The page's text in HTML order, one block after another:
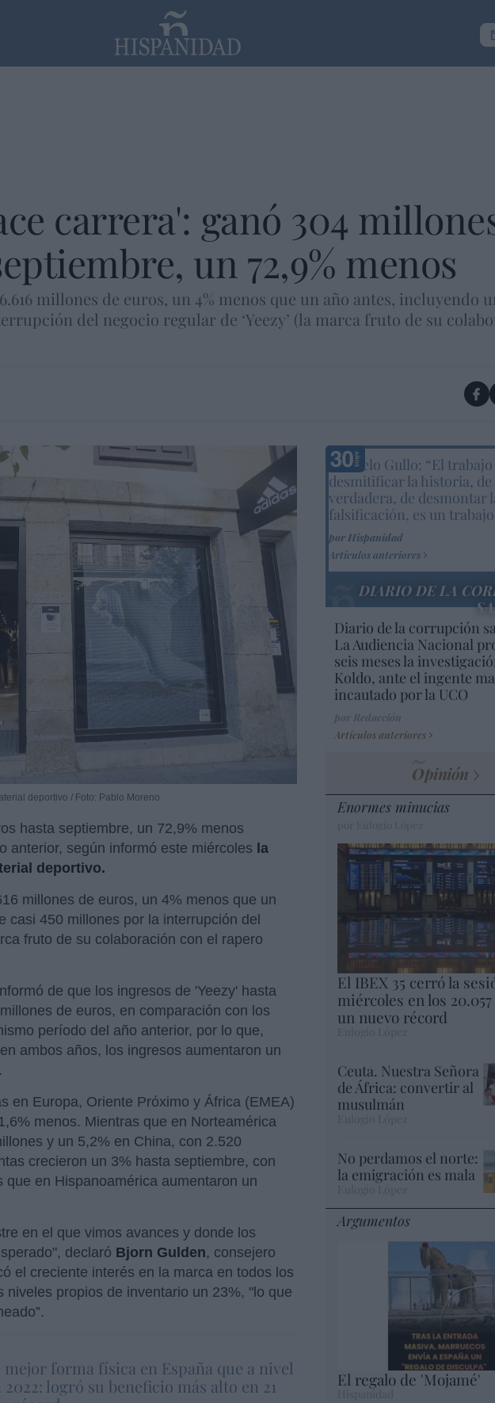
carrera': ganó 304
un 72,9% menos
millones de euros, un 4% menos que un año antes, incluyendo
del negocio regular de ‘Yeezy’ (la marca fruto de su
deportivo / Foto: Pablo Moreno
hasta septiembre, un 72,9% menos
anterior, según informó este miércoles la
deportivo.
millones de euros, un 4% menos que un
casi 450 millones por la interrupción del
fruto de su colaboración con el rapero
de que los ingresos de 'Yeezy' hasta
de euros, en comparación con los
período del año anterior, por lo que,
ambos años, los ingresos aumentaron un
en Europa, Oriente Próximo y África (EMEA)
menos. Mientras que en Norteamérica
y un 5,2% en China, con 2.520
crecieron un 3% hasta septiembre, con
en Hispanoamérica aumentaron un
en el que vimos avances y donde los
declaró Bjorn Gulden, consejero
el creciente interés en la marca en todos los
niveles propios de inventario un 23%, "lo que
forma física en España que a nivel
logró su beneficio más alto en 21
Marcelo Gullo: “El trabajo
desmitificar la historia, de
verdadera, de desmontar
falsificación, es un
por Hispanidad
Artículos anteriores
DIARIO DE LA
Diario de la corrupción
La Audiencia Nacional
seis meses la
Koldo, ante el ingente
incautado por la UCO
Artículos anteriores
Opinión
Enormes minucias
El IBEX 35 cerró la
miércoles en los
un nuevo récord
Ceuta. Nuestra Señora
de África: convertir al
musulmán
No perdamos el norte:
la emigración es mala
Argumentos
El regalo de 'Mojamé'